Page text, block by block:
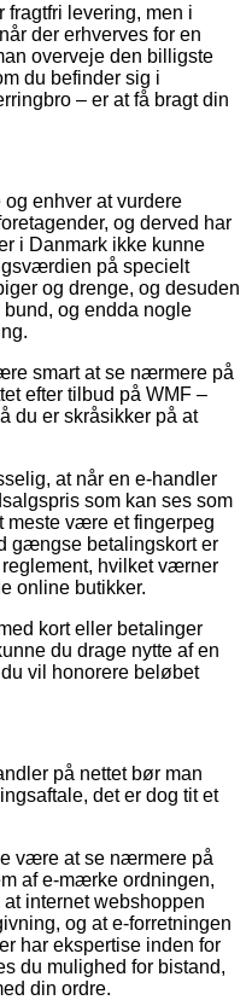
fragtfri levering, men i
der erhverves for en
overveje den billigste
du befinder sig i
– er at få bragt din
enhver at vurdere
og derved har
i Danmark ikke kunne
på specielt
og drenge, og desuden
og endda nogle
smart at se nærmere på
efter tilbud på WMF –
du er skråsikker på at
at når en e-handler
som kan ses som
meste være et fingerpeg
gængse betalingskort er
hvilket værner
online butikker.
kort eller betalinger
du drage nytte af en
vil honorere beløbet
på nettet bør man
det er dog tit et
være at se nærmere på
af e-mærke ordningen,
internet webshoppen
og at e-forretningen
har ekspertise inden for
du mulighed for bistand,
din ordre.